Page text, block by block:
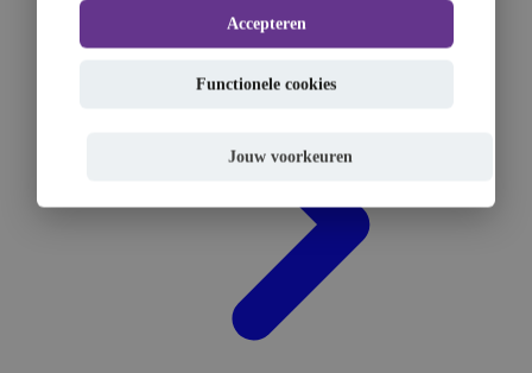
Accepteren
Functionele cookies
Jouw voorkeuren